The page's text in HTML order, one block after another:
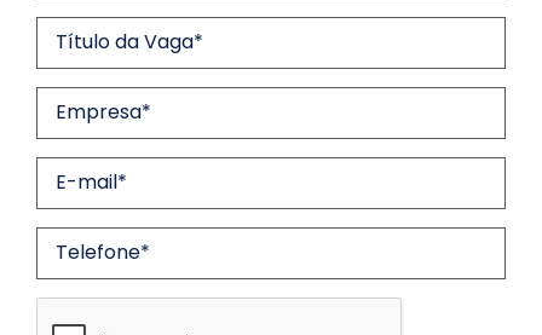
CAPTCHA